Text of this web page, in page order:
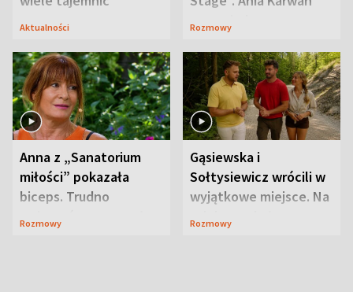
Aktualności
zapowiada
Rozmowy
Anna z „Sanatorium
miłości” pokazała
biceps. Trudno
uwierzyć, co przeszła
Rozmowy
Gąsiewska i
Sołtysiewicz wrócili w
wyjątkowe miejsce. Na
szlaku czekał
Rozmowy